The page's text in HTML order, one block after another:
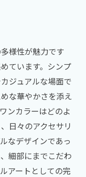
様性が魅力です
ています。シンプ
ジュアルな場面で
な華やかさを添え
ンカラーはどのよ
日々のアクセサリ
なデザインであっ
細部にまでこだわ
アートとしての完